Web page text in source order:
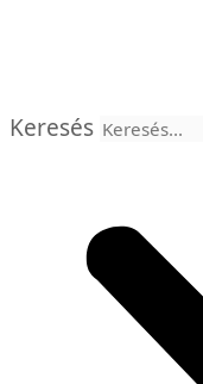
Keresés